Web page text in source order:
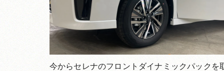
今からセレナのフロントダイナミックパックを